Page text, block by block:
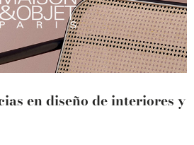
en diseño de interiores y